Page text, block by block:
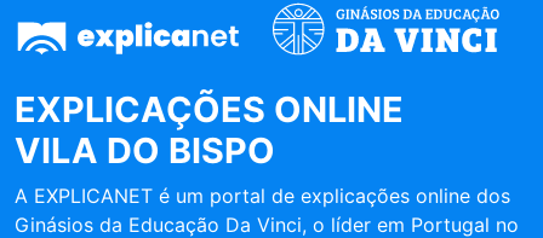
EXPLICAÇÕES ONLINE
VILA DO BISPO
A EXPLICANET é um portal de explicações online dos
Ginásios da Educação Da Vinci, o líder em Portugal no